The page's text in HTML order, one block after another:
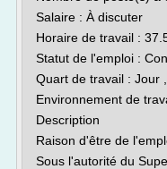
Salaire : À discuter
Horaire de travail :
Statut de l'emploi :
Quart de travail : Jour
Environnement de
Description
Raison d'être de
Sous l'autorité du